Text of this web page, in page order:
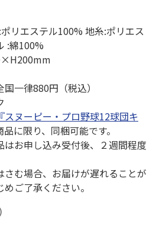
リエステル100% 地糸:ポリエス
:綿100%
一律880円（税込）
『スヌーピー・プロ野球12球団キ
品に限り、同梱可能です。
お申し込み受付後、２週間程度
む場合、お届けが遅れることが
ご了承ください。